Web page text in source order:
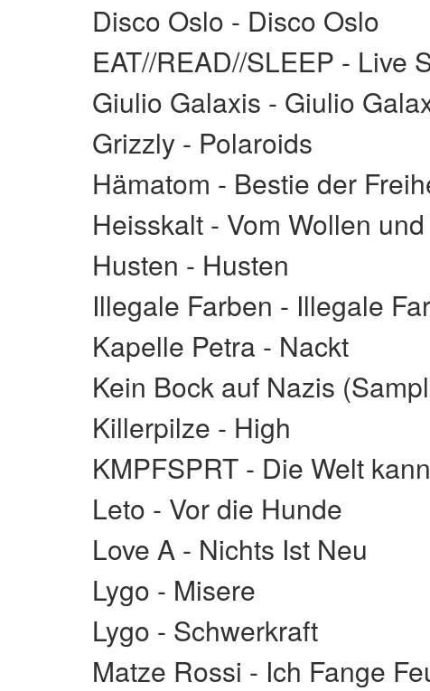
Disco Oslo - Disco Oslo
EAT//READ//SLEEP - Live
Giulio Galaxis - Giulio
Grizzly - Polaroids
Hämatom - Bestie der
Heisskalt - Vom Wollen
Husten - Husten
Illegale Farben - Illegale
Kapelle Petra - Nackt
Kein Bock auf Nazis
Killerpilze - High
KMPFSPRT - Die Welt
Leto - Vor die Hunde
Love A - Nichts Ist Neu
Lygo - Misere
Lygo - Schwerkraft
Matze Rossi - Ich Fange